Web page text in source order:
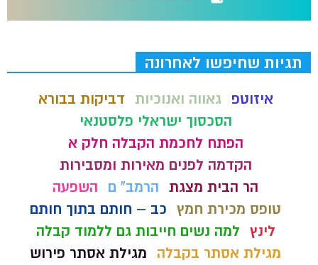
תגיות שחיפשו לאחרונה
איזוטפ גאווה ואנוכיות דביקות בבורא
הסכסוך ישראלי פלסטנאי
הפתח לחכמת הקבלה חלק א
הקדמה לפנים מאירות ומסבירות
הר הבית מצגת הרמב" ם
השפעה
טופס מכירת חמץ כב – חותם בתוך חותם
לינץ למה נשים חייבות גם ללמוד קבלה
מגילת אסתר בקבלה
מגילת אסתר פירוש